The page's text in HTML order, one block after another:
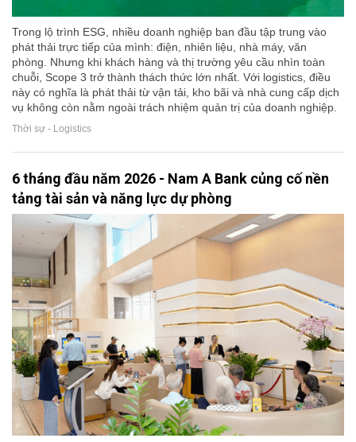
Trong lộ trình ESG, nhiều doanh nghiệp ban đầu tập trung vào
phát thải trực tiếp của mình: điện, nhiên liệu, nhà máy, văn
phòng. Nhưng khi khách hàng và thị trường yêu cầu nhìn toàn
chuỗi, Scope 3 trở thành thách thức lớn nhất. Với logistics, điều
này có nghĩa là phát thải từ vận tải, kho bãi và nhà cung cấp dịch
vụ không còn nằm ngoài trách nhiệm quản trị của doanh nghiệp.
Thời sự - Logistics
6 tháng đầu năm 2026 - Nam A Bank củng cố nền
tảng tài sản và năng lực dự phòng